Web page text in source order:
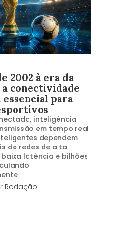
2002 à era da
a conectividade
para
inteligência
em tempo real
dependem
de redes de alta
latência e bilhões
Redação